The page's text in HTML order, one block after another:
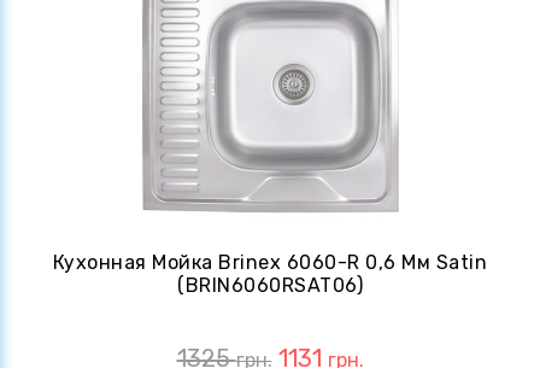
Кухонная Мойка Brinex 6060-R 0,6 Мм Satin
(BRIN6060RSAT06)
1325грн. 1131 грн.